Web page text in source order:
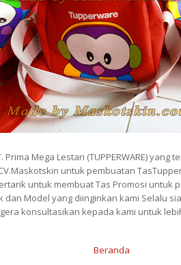
Mega Lestari (TUPPERWARE)
untuk pembuatan
untuk membuat Tas Promosi untuk
dan Model yang diinginkan kami Selalu
konsultasikan kepada kami untuk
Beranda